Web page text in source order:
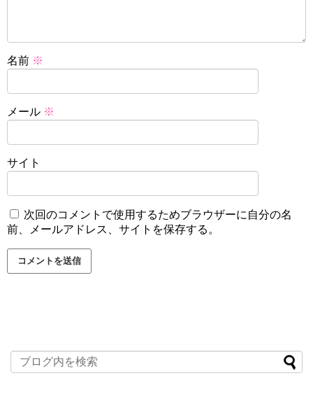
名前 ※
メール ※
サイト
次回のコメントで使用するためブラウザーに自分の名
前、メールアドレス、サイトを保存する。